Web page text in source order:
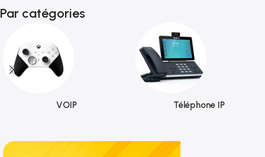
Par catégories
VOIP Téléphone IP